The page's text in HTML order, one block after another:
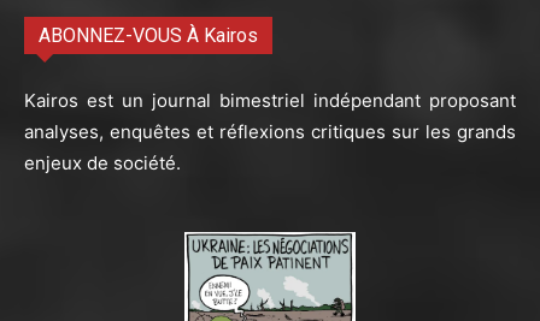
ABONNEZ-VOUS À Kairos
Kairos est un journal bimestriel indépendant proposant
analyses, enquêtes et réflexions critiques sur les grands
enjeux de société.